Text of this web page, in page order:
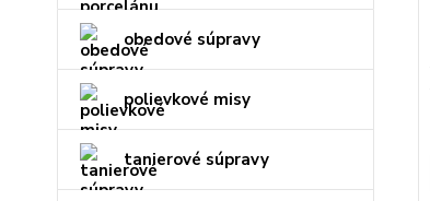
obedové súpravy
polievkové misy
tanierové súpravy